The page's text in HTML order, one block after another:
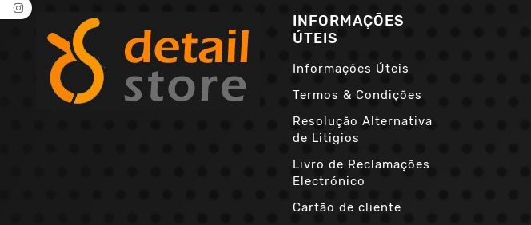
INFORMAÇÕES
ÚTEIS
Informações Úteis
Termos & Condições
Resolução Alternativa
de Litigios
Livro de Reclamações
Electrónico
Cartão de cliente